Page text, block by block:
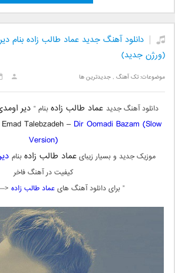
دانلود آهنگ جدید عماد طالب زاده بنام
(ورژن جدید)
موضوعات:تک آهنگ ,جدیدترین ها
دانلود آهنگ جدید عماد طالب زادهبنام “ دیر
Talebzadeh – Dir Oomadi Bazam (Slow
Version)
موزیک جدید و بسیار زیبایعماد طالب زادهبنام
کیفیت در آهنگ فاخر
” برای دانلود آهنگ هایعماد طالب زاده